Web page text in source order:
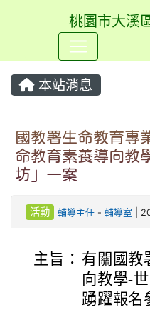
桃園市大溪
本站消息
國教署生命教育專
命教育素養導向教
坊」一案
活動 輔導主任- 輔導室 |
主旨： 有關國教
向教學-
踴躍報名